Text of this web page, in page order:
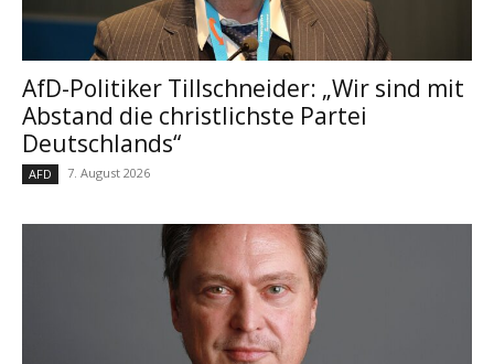
AfD-Politiker Tillschneider: „Wir sind mit
Abstand die christlichste Partei
Deutschlands“
AFD 7. August 2026